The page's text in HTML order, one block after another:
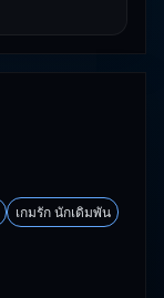
เกมรัก นักเดิมพัน